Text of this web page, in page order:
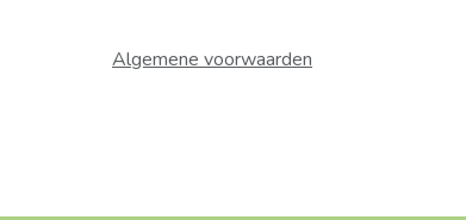
Algemene voorwaarden